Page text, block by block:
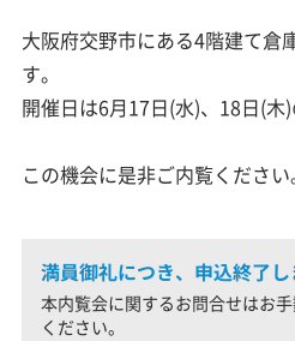
大阪府交野市にある4階建て倉
す。
開催日は6月17日(水)、18日(木)
この機会に是非ご内覧ください
満員御礼につき、申込終了
本内覧会に関するお問合せはお
ください。